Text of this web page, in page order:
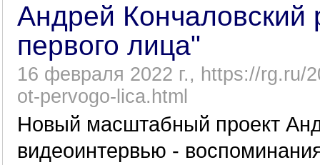
Андрей Кончаловский
первого лица"
16 февраля 2022 г., https://rg.ru/
ot-pervogo-lica.html
Новый масштабный проект
видеоинтервью -